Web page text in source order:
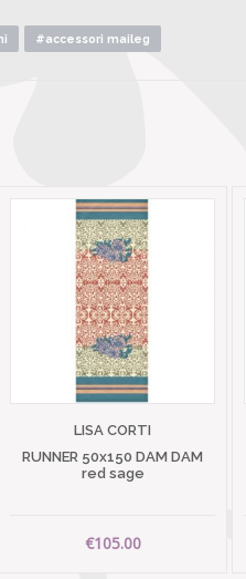
#accessori maileg
LISA CORTI
RUNNER 50x150 DAM DAM
red sage
€105.00